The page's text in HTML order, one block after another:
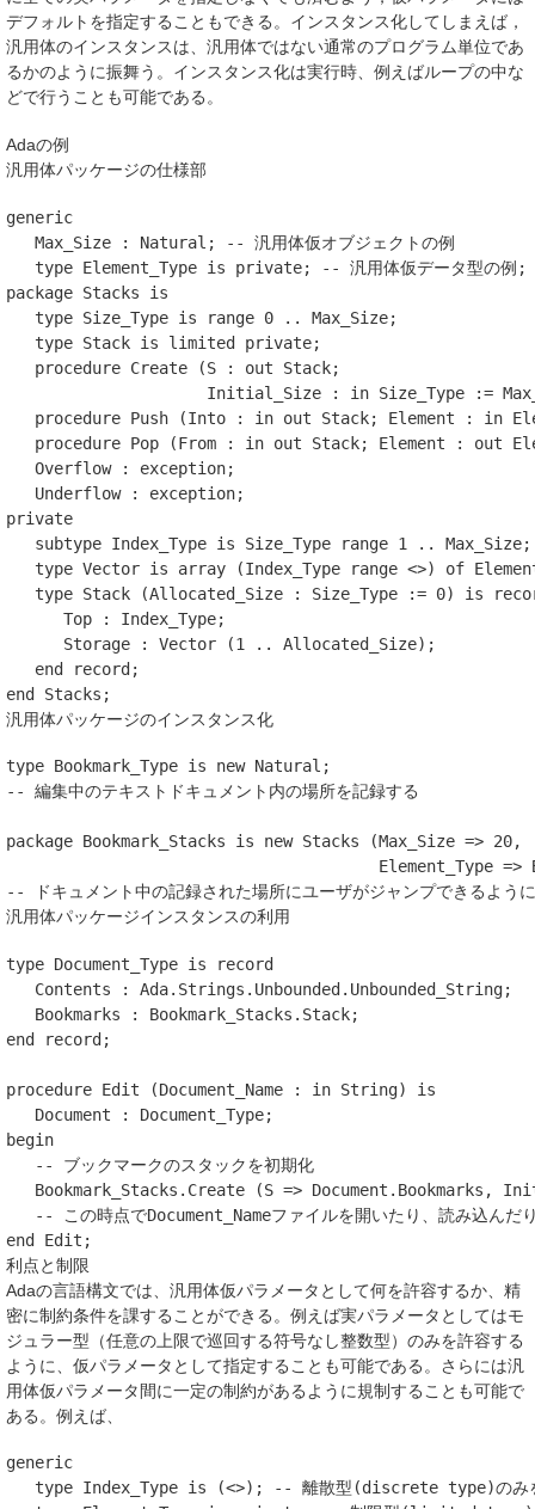
デフォルトを指定することもできる。インスタンス化してしまえば，
汎用体のインスタンスは、汎用体ではない通常のプログラム単位であ
るかのように振舞う。インスタンス化は実行時、例えばループの中な
どで行うことも可能である。
Adaの例
汎用体パッケージの仕様部
generic
Max_Size
: Natural ;
-- 汎用体仮オブジェクトの例
type Element_Type is private;
-- 汎用体仮データ型の例;
package Stacks
is
type Size_Type is range 0 .. Max_Size;
type Stack is limited private;
procedure Create (S : out Stack;
Initial_Size
: in Size_Type :=
procedure Push (Into : in out Stack; Element : in
procedure Pop (From : in out Stack; Element : out
Overflow
: exception;
Underflow
: exception;
private
subtype Index_Type is Size_Type range 1 .. Max_Size;
type Vector is array (Index_Type range <>) of
type Stack (Allocated_Size : Size_Type := 0) is
Top
: Index_Type;
Storage
: Vector (1 .. Allocated_Size);
end record ;
end
Stacks ;
汎用体パッケージのインスタンス化
type Bookmark_Type is new Natural ;
-- 編集中のテキストドキュメント内の場所を記録する
package Bookmark_Stacks is new Stacks (Max_Size => 20,
Element_Type =>
-- ドキュメント中の記録された場所にユーザがジャンプできるよう
汎用体パッケージインスタンスの利用
type Document_Type is
record
Contents
: Ada. Strings . Unbounded . Unbounded_String;
Bookmarks
: Bookmark_Stacks . Stack;
end record ;
procedure Edit (Document_Name : in String)
is
Document
: Document_Type;
begin
-- ブックマークのスタックを初期化
Bookmark_Stacks . Create (S => Document . Bookmarks ,
-- この時点でDocument_Nameファイルを開いたり、読み込んだ
end
Edit ;
利点と制限
Adaの言語構文では、汎用体仮パラメータとして何を許容するか、精
密に制約条件を課することができる。例えば実パラメータとしてはモ
ジュラー型（任意の上限で巡回する符号なし整数型）のみを許容する
ように、仮パラメータとして指定することも可能である。さらには汎
用体仮パラメータ間に一定の制約があるように規制することも可能で
ある。例えば、
generic
type Index_Type is (<>);
-- 離散型(discrete type)のみ